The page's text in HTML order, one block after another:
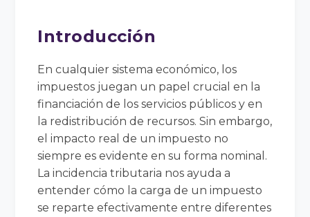
Introducción
En cualquier sistema económico, los
impuestos juegan un papel crucial en la
financiación de los servicios públicos y en
la redistribución de recursos. Sin embargo,
el impacto real de un impuesto no
siempre es evidente en su forma nominal.
La incidencia tributaria nos ayuda a
entender cómo la carga de un impuesto
se reparte efectivamente entre diferentes